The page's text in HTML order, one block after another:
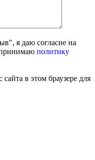
я даю согласие на
политику
в этом браузере для